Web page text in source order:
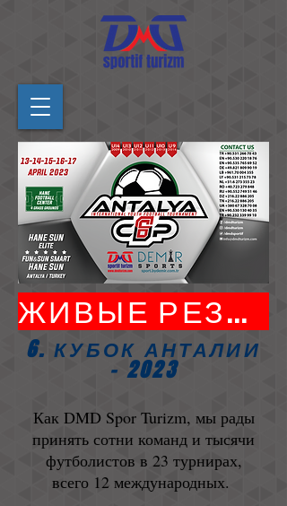
ЖИВЫЕ РЕЗУЛЬТАТЫ МАТЧА
6. КУБОК АНТАЛИИ
- 2023
Как DMD Spor Turizm, мы рады
принять сотни команд и тысячи
футболистов в 23 турнирах,
всего 12 международных.